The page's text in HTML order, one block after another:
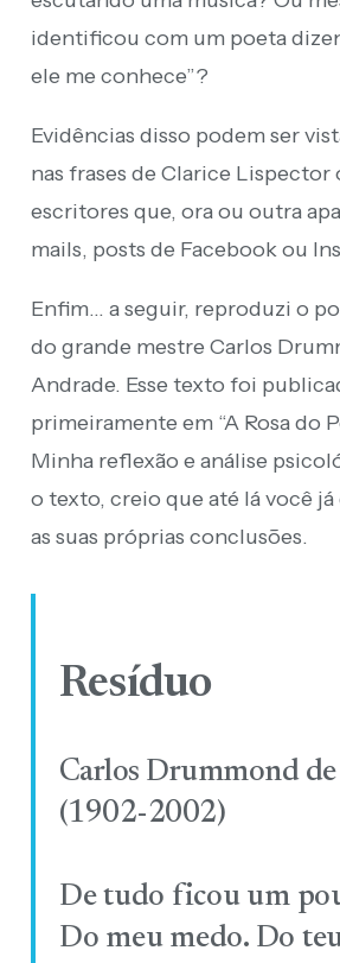
identificou com um poeta
ele me conhece”?
Evidências disso podem ser
nas frases de Clarice Lispector
escritores que, ora ou outra
mails, posts de Facebook ou
Enfim… a seguir, reproduzi o
do grande mestre Carlos
Andrade. Esse texto foi
primeiramente em “A Rosa do
Minha reflexão e análise
o texto, creio que até lá você
as suas próprias conclusões.
Resíduo
Carlos Drummond
(1902-2002)
De tudo ficou um
Do meu medo. Do